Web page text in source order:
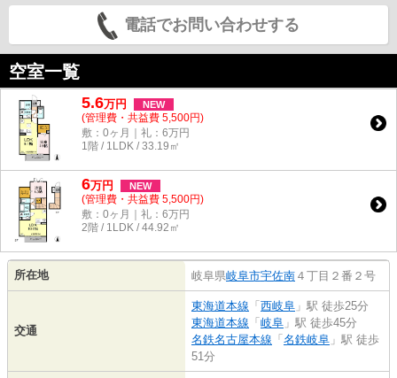
電話でお問い合わせする
空室一覧
5.6万円 NEW
(管理費・共益費 5,500円)
敷：0ヶ月｜礼：6万円
1階 / 1LDK / 33.19㎡
6万円 NEW
(管理費・共益費 5,500円)
敷：0ヶ月｜礼：6万円
2階 / 1LDK / 44.92㎡
所在地 岐阜県岐阜市宇佐南 ４丁目２番２号
交通
東海道本線 「 西岐阜 」駅 徒歩25分
東海道本線 「 岐阜 」駅 徒歩45分
名鉄名古屋本線 「 名鉄岐阜 」駅 徒歩
51分